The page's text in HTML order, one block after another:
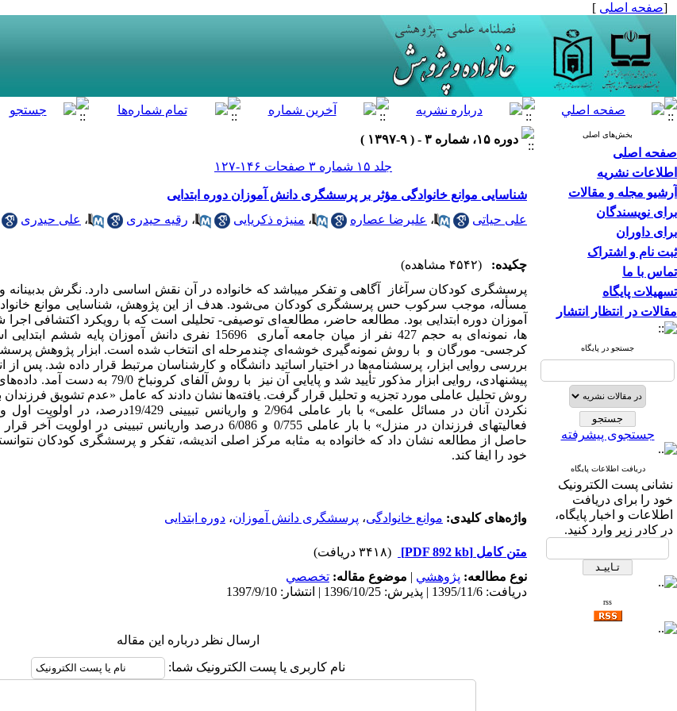
[صفحه اصلی ]
بخش‌های اصلی
صفحه اصلی
اطلاعات نشریه
آرشیو مجله و مقالات
برای نویسندگان
برای داوران
ثبت نام و اشتراک
تماس با ما
تسهیلات پایگاه
مقالات در انتظار انتشار
جستجو در پایگاه
جستجوی پیشرفته
دریافت اطلاعات پایگاه
نشانی پست الکترونیک
خود را برای دریافت
اطلاعات و اخبار پایگاه،
در کادر زیر وارد کنید.
rss
دوره ۱۵، شماره ۳ - ( ۹-۱۳۹۷ )
جلد ۱۵ شماره ۳ صفحات ۱۴۶-۱۲۷
شناسایی موانع خانوادگی مؤثر بر پرسشگری دانش آموزان دوره ابتدایی
علی حیاتی
، علیرضا عصاره ، منیژه ذکریایی ، رقیه حیدری ، علی حیدری
چکیده:
(۴۵۴۲ مشاهده)
پرسشگری کودکان سرآغاز آگاهی و تفکر می­باشد که خانواده در آن نقش اساسی دارد. نگرش
مسأله، موجب سرکوب حس پرسشگری کودکان می­‌شود. هدف از این پژوهش، شناسایی موانع
آموزان دوره ابتدایی بود. مطالعه حاضر، مطالعه­‌ای توصیفی- تحلیلی است که با رویکرد اکتشافی
ها، نمونه‌ای به حجم 427 نفر از میان جامعه آماری 15696 نفری دانش
کرجسی- مورگان و با روش نمونه­‌گیری خوشه‌ای چندمرحله ای انتخاب شده است. ابزار پژوهش
بررسی روایی ابزار، پرسشنامه‌­ها در اختیار اساتید دانشگاه و کارشناسان مرتبط قرار داده شد. پس از
روش تحلیل عاملی مورد تجزیه و تحلیل قرار گرفت. یافته­‌ها نشان دادند که عامل «عدم تشویق
نکردن آنان در مسائل علمی» با بار عاملی 2/964 و
فعالیتهای فرزندان در منزل» با بار عاملی 0/755 و 6/086 درصد واریانس
حاصل از مطالعه نشان داد که خانواده به مثابه مرکز اصلی اندیشه، تفکر و پرسشگری کودکان
خود را ایفا کند.
واژه‌های کلیدی: موانع خانوادگی، پرسشگری دانش آموزان، دوره ابتدایی
متن کامل [PDF 892 kb]
(۳۴۱۸ دریافت)
نوع مطالعه: پژوهشي | موضوع مقاله: تخصصي
دریافت: 1395/11/6 | پذیرش: 1396/10/25 | انتشار: 1397/9/10
ارسال نظر درباره این مقاله
نام کاربری یا پست الکترونیک شما: